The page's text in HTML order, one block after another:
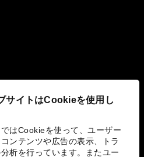
サイトはCookieを使用し
はCookieを使って、ユーザー
ンテンツや広告の表示、トラ
析を行っています。またユー
組み